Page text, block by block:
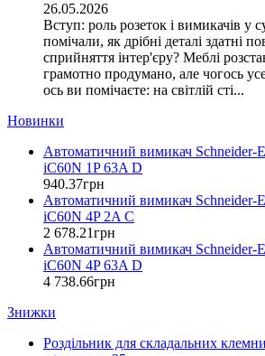
E.NEXT (Україна)
EAE Electric
Eastron (Китай)
Eaton (США)
ElectrO (Україна)
EON (Таїланд)
ETI (Словенія)
ETREL (Словенія)
Evrosvet (Україна)
Extherm (Німеччина)
F&F (Польща)
FRER (Італія)
FS (Україна)
Galkat (Україна)
GENERICA (Китай)
26.05.2026
Вступ: роль розеток і вимикачів у
помічали, як дрібні деталі здатні
сприйняття інтер'єру? Меблі
грамотно продумано, але чогось
ось ви помічаєте: на світлій сті...
Новинки
Автоматичний вимикач Schneider-
iC60N 1P 63A D
940.37грн
Автоматичний вимикач Schneider-
iC60N 4P 2A C
2 678.21грн
Автоматичний вимикач Schneider-
iC60N 4P 63A D
4 738.66грн
Знижки
Роздільник для складальних